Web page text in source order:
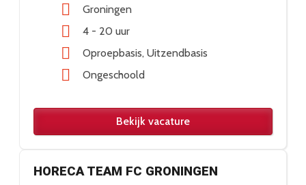
Groningen
4 - 20 uur
Oproepbasis Uitzendbasis
Ongeschoold
Bekijk vacature
HORECA TEAM FC GRONINGEN